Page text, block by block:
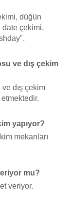
düğün
date çekimi,
ve dış çekim
dış çekim
yapıyor?
mekanları
mu?
veriyor.